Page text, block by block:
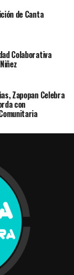
de Canta
Colaborativa
Zapopan Celebra
con